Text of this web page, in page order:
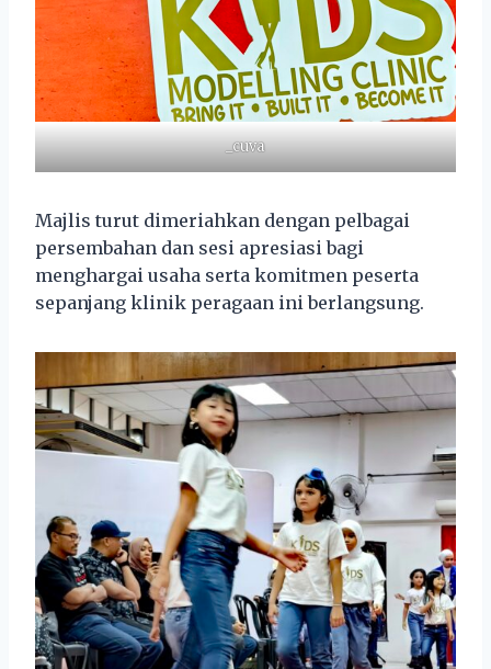
_cuva
Majlis turut dimeriahkan dengan pelbagai
persembahan dan sesi apresiasi bagi
menghargai usaha serta komitmen peserta
sepanjang klinik peragaan ini berlangsung.